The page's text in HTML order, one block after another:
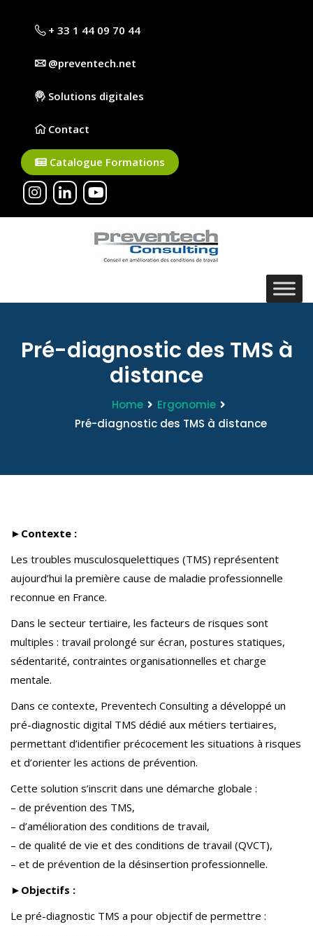
+ 33 1 44 09 70 44
@preventech.net
Solutions digitales
Contact
Catalogue Formations
Pré-diagnostic des TMS à
distance
Home
Ergonomie
Pré-diagnostic des TMS à distance
►Contexte :
Les troubles musculosquelettiques (TMS) représentent
aujourd’hui la première cause de maladie professionnelle
reconnue en France.
Dans le secteur tertiaire, les facteurs de risques sont
multiples : travail prolongé sur écran, postures statiques,
sédentarité, contraintes organisationnelles et charge
mentale.
Dans ce contexte, Preventech Consulting a développé un
pré-diagnostic digital TMS dédié aux métiers tertiaires,
permettant d’identifier précocement les situations à risques
et d’orienter les actions de prévention.
Cette solution s’inscrit dans une démarche globale :
– de prévention des TMS,
– d’amélioration des conditions de travail,
– de qualité de vie et des conditions de travail (QVCT),
– et de prévention de la désinsertion professionnelle.
►Objectifs :
Le pré-diagnostic TMS a pour objectif de permettre :